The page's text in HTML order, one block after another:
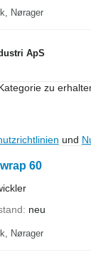
Nørager
ApS
zu
und
60
neu
Nørager